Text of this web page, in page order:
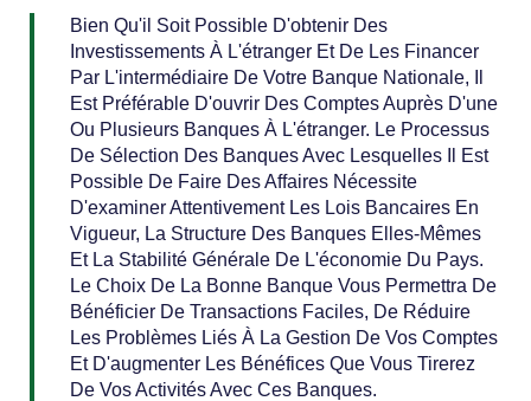
Bien Qu'il Soit Possible D'obtenir Des
Investissements À L'étranger Et De Les Financer
Par L'intermédiaire De Votre Banque Nationale, Il
Est Préférable D'ouvrir Des Comptes Auprès D'une
Ou Plusieurs Banques À L'étranger. Le Processus
De Sélection Des Banques Avec Lesquelles Il Est
Possible De Faire Des Affaires Nécessite
D'examiner Attentivement Les Lois Bancaires En
Vigueur, La Structure Des Banques Elles-Mêmes
Et La Stabilité Générale De L'économie Du Pays.
Le Choix De La Bonne Banque Vous Permettra De
Bénéficier De Transactions Faciles, De Réduire
Les Problèmes Liés À La Gestion De Vos Comptes
Et D'augmenter Les Bénéfices Que Vous Tirerez
De Vos Activités Avec Ces Banques.